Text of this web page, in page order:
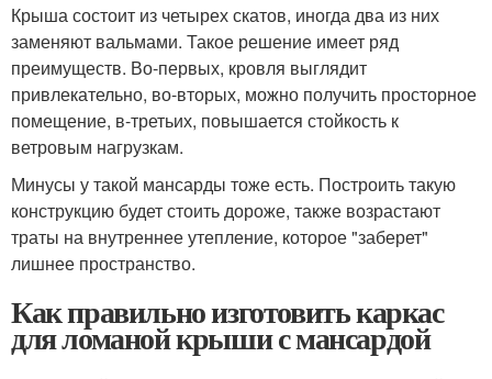
Крыша состоит из четырех скатов, иногда два из них
заменяют вальмами. Такое решение имеет ряд
преимуществ. Во-первых, кровля выглядит
привлекательно, во-вторых, можно получить просторное
помещение, в-третьих, повышается стойкость к
ветровым нагрузкам.
Минусы у такой мансарды тоже есть. Построить такую
конструкцию будет стоить дороже, также возрастают
траты на внутреннее утепление, которое "заберет"
лишнее пространство.
Как правильно изготовить каркас
для ломаной крыши с мансардой